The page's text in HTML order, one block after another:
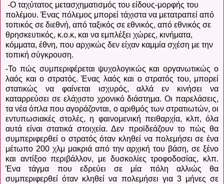
-Ο ταχύτατος μετασχηματισμός του είδους-μορφής του
πολέμου. Ένας πόλεμος μπορεί τάχιστα να μετατραπεί από
τοπικός σε διεθνή, από ταξικός σε εθνικός, από εθνικός σε
θρησκευτικός, κ.ο.κ, και να εμπλέξει χώρες, κινήματα,
κόμματα, έθνη, που αρχικώς δεν είχαν καμμία σχέση με την
τοπική σύγκρουση.
-Το πώς συμπεριφέρεται ψυχολογικώς και οργανωτικώς ο
λαός και ο στρατός. Ένας λαός και ο στρατός του, μπορεί
στατικώς να φαίνεται ισχυρός, αλλά εν κινήσει να
καταρρεύσει σε ελάχιστο χρονικό διάστημα. Οι παρελάσεις,
τα νέα όπλα που αγοράζονται, ο αριθμός των στρατιωτών, οι
εντυπωσιακές στολές, η φαινομενική πειθαρχία, κλπ, όλα
αυτά είναι στατικά στοιχεία. Δεν προϊδεάζουν το πώς θα
συμπεριφερθεί ο στρατός όταν κληθεί να πολεμήσει σε ένα
μέτωπο 200 χλμ μακριά από την αρχική του βάση, σε ξένο
και αντίξοο περιβάλλον, με δυσκολίες τροφοδοσίας, κλπ.
Ένα τάγμα που εδρεύει σε μία πόλη αλλιώς θα
συμπεριφερθεί όταν κληθεί να πολεμήσει για 3 μήνες σε